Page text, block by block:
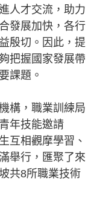
人才交流，助力
發展加快，各行
殷切。因此，提
把握國家發展帶
課題。
構，職業訓練局
年技能邀請
互相觀摩學習、
舉行，匯聚了來
共8所職業技術